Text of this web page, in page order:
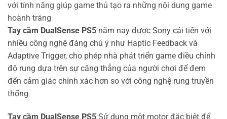
với tính năng giúp game thủ tạo ra những nội dung game
hoành tráng
Tay cầm DualSense PS5 năm nay được Sony cải tiến với
nhiều công nghệ đáng chú ý như Haptic Feedback và
Adaptive Trigger, cho phép nhà phát triển game điều chỉnh
độ rung dựa trên sự căng thẳng của người chơi để đem
đến cảm giác chính xác hơn so với công nghệ rung truyền
thống
Tay cầm DualSense PS5 Sử dụng một motor đặc biệt để